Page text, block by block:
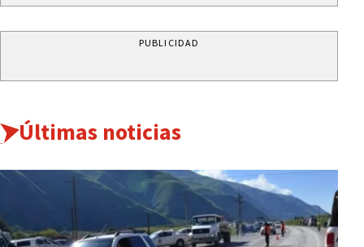
PUBLICIDAD
Últimas noticias